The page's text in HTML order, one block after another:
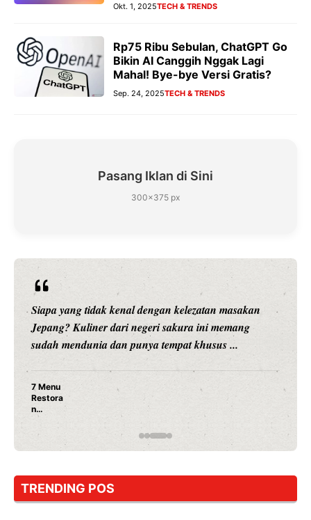
Okt. 1, 2025TECH & TRENDS
Rp75 Ribu Sebulan, ChatGPT Go
Bikin AI Canggih Nggak Lagi
Mahal! Bye-bye Versi Gratis?
Sep. 24, 2025TECH & TRENDS
Pasang Iklan di Sini
300×375 px
Siapa yang tidak kenal dengan kelezatan masakan
Jepang? Kuliner dari negeri sakura ini memang
sudah mendunia dan punya tempat khusus ...
7 Menu
Restora
n
Jepang
Dicoba,
Cuma
Sushi!
TRENDING POS